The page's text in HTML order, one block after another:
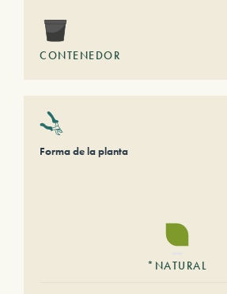
CONTENEDOR
Forma de la planta
*NATURAL